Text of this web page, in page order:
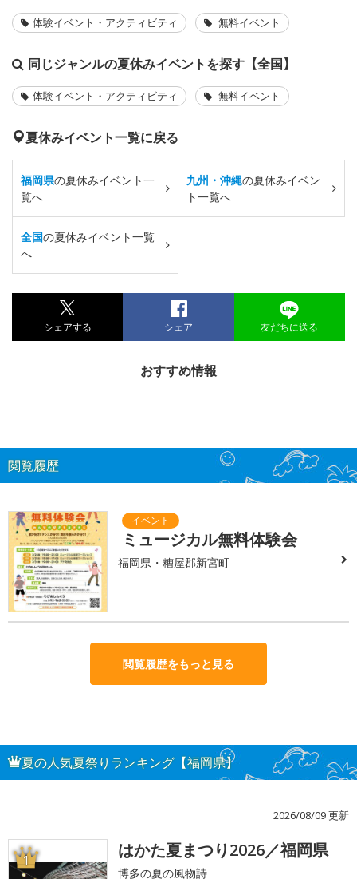
体験イベント・アクティビティ 無料イベント
同じジャンルの夏休みイベントを探す【全国】
体験イベント・アクティビティ 無料イベント
夏休みイベント一覧に戻る
福岡県の夏休みイベント一
覧へ
九州・沖縄の夏休みイベン
ト一覧へ
全国の夏休みイベント一覧
へ
シェアする シェア 友だちに送る
おすすめ情報
閲覧履歴
ミュージカル無料体験会
福岡県・糟屋郡新宮町
閲覧履歴をもっと見る
夏の人気夏祭りランキング【福岡県】
2026/08/09 更新
1 はかた夏まつり2026／福岡県
博多の夏の風物詩